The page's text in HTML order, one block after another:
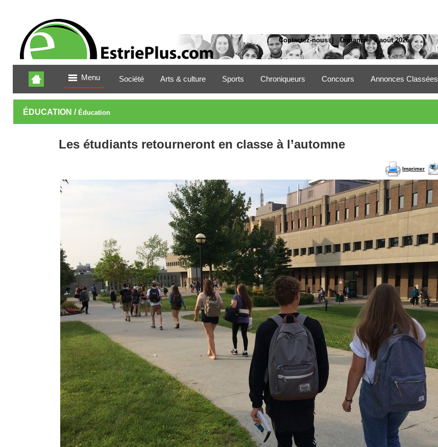
Contactez-nous| Dimanche 9 août 2026
Menu Société Arts & culture Sports Chroniqueurs Concours Annonces Classées
ÉDUCATION / Éducation
Les étudiants retourneront en classe à l’automne
Imprimer